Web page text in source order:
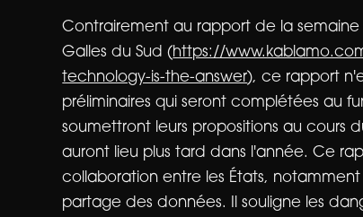
Contrairement au rapport de la semaine
Galles du Sud ( https://
technology-is-the-answer), ce rapport
préliminaires qui seront complétées au
soumettront leurs propositions au cours
auront lieu plus tard dans l'année. Ce
collaboration entre les États,
partage des données. Il souligne les